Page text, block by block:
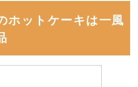
ホットケーキは一風